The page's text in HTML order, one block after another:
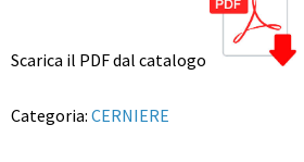
Scarica il PDF dal catalogo
Categoria: CERNIERE